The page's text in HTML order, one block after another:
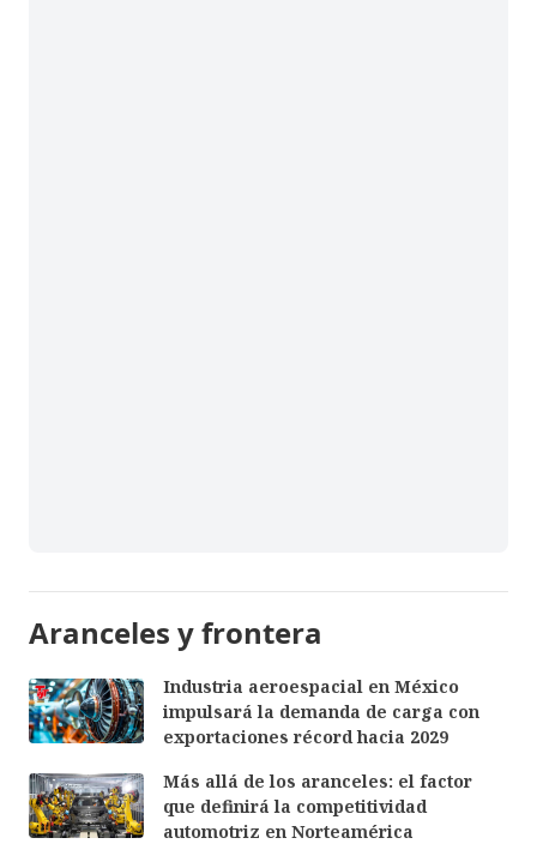
Aranceles y frontera
Industria aeroespacial en México
impulsará la demanda de carga con
exportaciones récord hacia 2029
Más allá de los aranceles: el factor
que definirá la competitividad
automotriz en Norteamérica